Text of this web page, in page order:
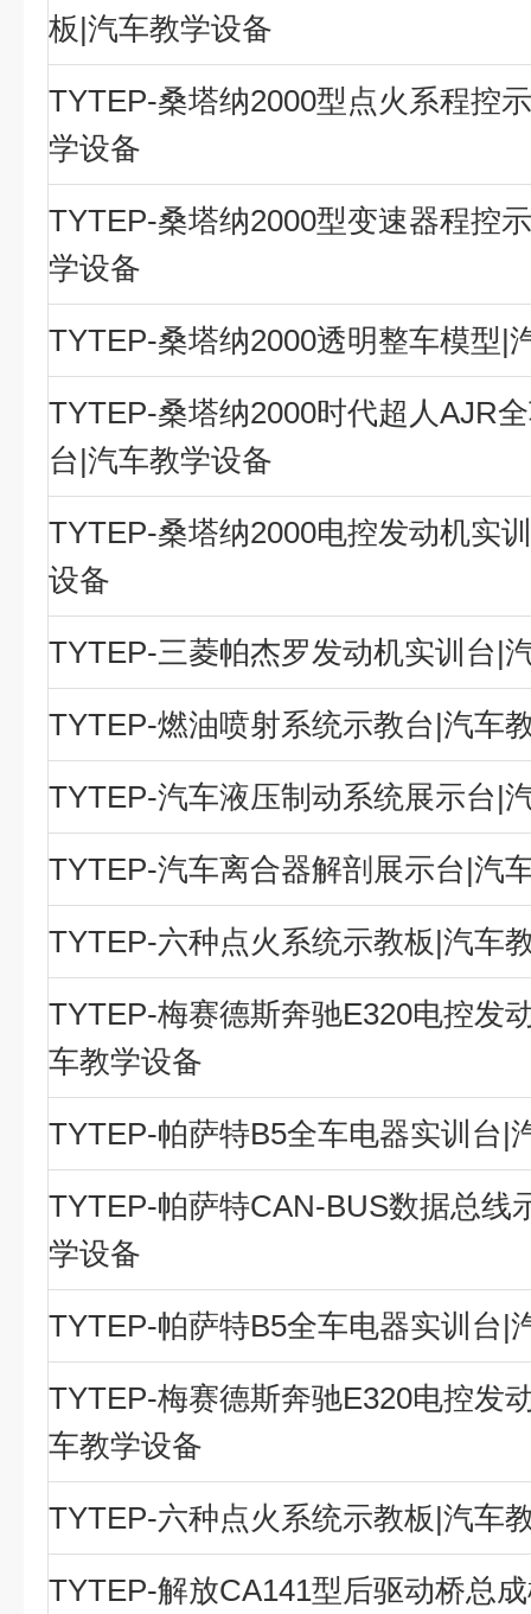
板|汽车教学设备
TYTEP-桑塔纳2000型点火系程控
学设备
TYTEP-桑塔纳2000型变速器程控
学设备
TYTEP-桑塔纳2000透明整车模型|
TYTEP-桑塔纳2000时代超人AJR
台|汽车教学设备
TYTEP-桑塔纳2000电控发动机实
设备
TYTEP-三菱帕杰罗发动机实训台|
TYTEP-燃油喷射系统示教台|汽车
TYTEP-汽车液压制动系统展示台|
TYTEP-汽车离合器解剖展示台|汽
TYTEP-六种点火系统示教板|汽车
TYTEP-梅赛德斯奔驰E320电控发
车教学设备
TYTEP-帕萨特B5全车电器实训台|
TYTEP-帕萨特CAN-BUS数据总线
学设备
TYTEP-帕萨特B5全车电器实训台|
TYTEP-梅赛德斯奔驰E320电控发
车教学设备
TYTEP-六种点火系统示教板|汽车
TYTEP-解放CA141型后驱动桥总